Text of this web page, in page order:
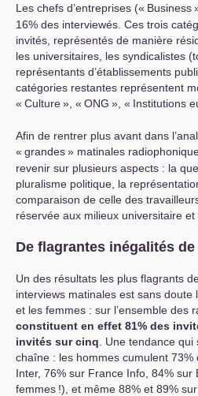
Les chefs d’entreprises (« Business
16% des interviewés. Ces trois
invités, représentés de manière
les universitaires, les syndicalistes
représentants d’établissements
catégories restantes représentent
« Culture», « ONG », « Institutions
Afin de rentrer plus avant dans
« grandes» matinales
revenir sur plusieurs aspects : la
pluralisme politique, la
comparaison de celle des
réservée aux milieux universitaire et
De flagrantes inégalités
Un des résultats les plus flagrants
interviews matinales est sans doute
et les femmes : sur l’ensemble des
constituent en effet 81% des
invités sur cinq . Une tendance
chaîne : les hommes cumulent
Inter, 76% sur France Info, 84%
femmes !), et même 88% et 89% sur